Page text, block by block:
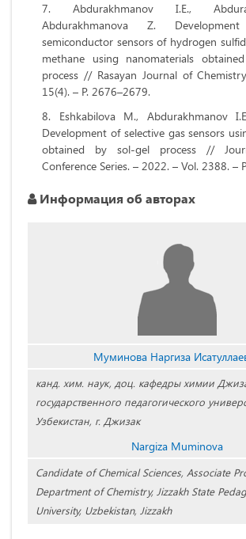
Abdurakhmanov I.E.,
Abdurakhmanova Z.
semiconductor sensors of hydrogen
methane using nanomaterials
process // Rasayan Journal of
15(4). – P. 2676–2679.
Eshkabilova M., Abdurakhmanov
Development of selective gas sensors
obtained by sol-gel process //
Conference Series. – 2022. – Vol. 2388. –
Информация об авторах
Муминова Наргиза
канд. хим. наук, доц. кафедры химии
государственного педагогического
Узбекистан, г. Джизак
Nаrgizа Muminоvа
Candidate of Chemical Sciences, Associate
Department of Chemistry, Jizzakh State
University, Uzbekistan, Jizzakh